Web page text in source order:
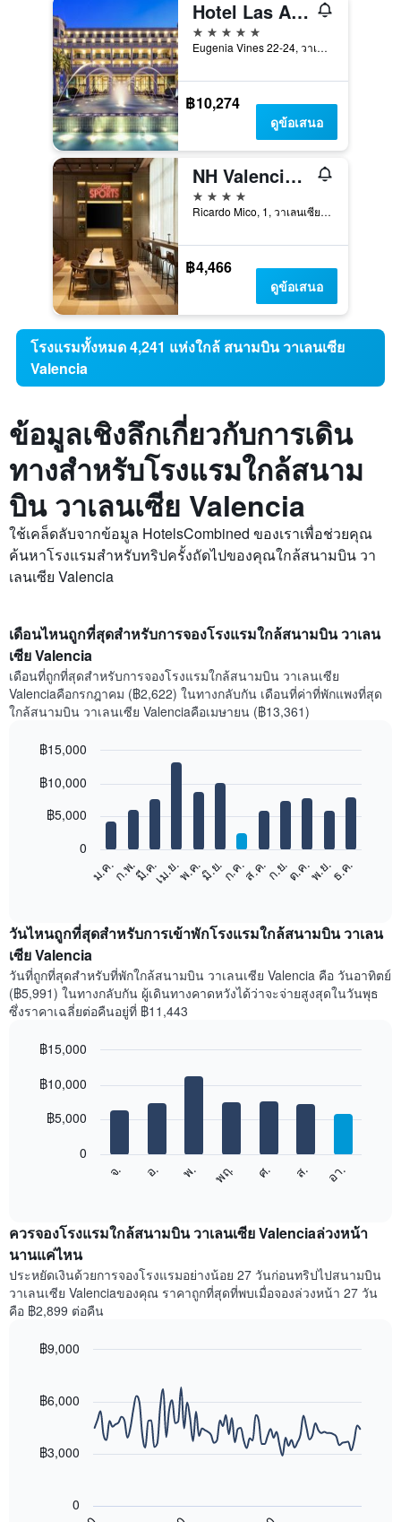
Hotel Las Arenas Balneario Resort
5 ดาว
Eugenia Vines 22-24, วาเลนเซีย, บาเลนเซีย, สเปน
฿10,274
ดูข้อเสนอ
NH Valencia Center
4 ดาว
Ricardo Mico, 1, วาเลนเซีย, บาเลนเซีย, สเปน
฿4,466
ดูข้อเสนอ
โรงแรมทั้งหมด 4,241 แห่งใกล้ สนามบิน วาเลนเซีย
Valencia
ข้อมูลเชิงลึกเกี่ยวกับการเดิน
ทางสำหรับโรงแรมใกล้สนาม
บิน วาเลนเซีย Valencia
ใช้เคล็ดลับจากข้อมูล HotelsCombined ของเราเพื่อช่วยคุณ
ค้นหาโรงแรมสำหรับทริปครั้งถัดไปของคุณใกล้สนามบิน วา
เลนเซีย Valencia
เดือนไหนถูกที่สุดสำหรับการจองโรงแรมใกล้สนามบิน วาเลน
เซีย Valencia
เดือนที่ถูกที่สุดสำหรับการจองโรงแรมใกล้สนามบิน วาเลนเซีย
Valenciaคือกรกฎาคม (฿2,622) ในทางกลับกัน เดือนที่ค่าที่พักแพงที่สุด
ใกล้สนามบิน วาเลนเซีย Valenciaคือเมษายน (฿13,361)
chart
แสดง
ราคา
เฉลี่ย
ของ
ห้อง
พัก
แต่ละ
แผนภูมิ
แกน
มี
แกน
Y
1
แกน
แแส
ดง
ราคา
ห้อง
graphic.
ม.ค.ก.พ.มี.ค.เม.ย.พ.ค.มิ.ย.ก.ค.ส.ค.ก.ย.ต.ค.พ.ย.ธ.ค.
0
฿5,000
฿10,000
฿15,000
วันไหนถูกที่สุดสำหรับการเข้าพักโรงแรมใกล้สนามบิน วาเลน
เซีย Valencia
วันที่ถูกที่สุดสำหรับที่พักใกล้สนามบิน วาเลนเซีย Valencia คือ วันอาทิตย์
(฿5,991) ในทางกลับกัน ผู้เดินทางคาดหวังได้ว่าจะจ่ายสูงสุดในวันพุธ
ซึ่งราคาเฉลี่ยต่อคืนอยู่ที่ ฿11,443
chart
bars.
แสดง
ราคา
เฉลี่ย
ของ
ห้อง
พัก
แต่ละ
สัปดาห์
แกน
graphic.
จ. อ. พ. พฤ. ศ. ส. อา.
0
฿5,000
฿10,000
฿15,000
ควรจองโรงแรมใกล้สนามบิน วาเลนเซีย Valenciaล่วงหน้า
นานแค่ไหน
ประหยัดเงินด้วยการจองโรงแรมอย่างน้อย 27 วันก่อนทริปไปสนามบิน
วาเลนเซีย Valenciaของคุณ ราคาถูกที่สุดที่พบเมื่อจองล่วงหน้า 27 วัน
คือ ฿2,899 ต่อคืน
with
0
฿3,000
฿6,000
฿9,000